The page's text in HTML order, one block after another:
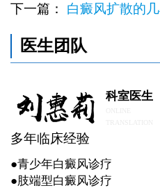
下一篇： 白癜风扩散的
医生团队
科室医生
多年临床经验
●青少年白癜风诊疗
●肢端型白癜风诊疗